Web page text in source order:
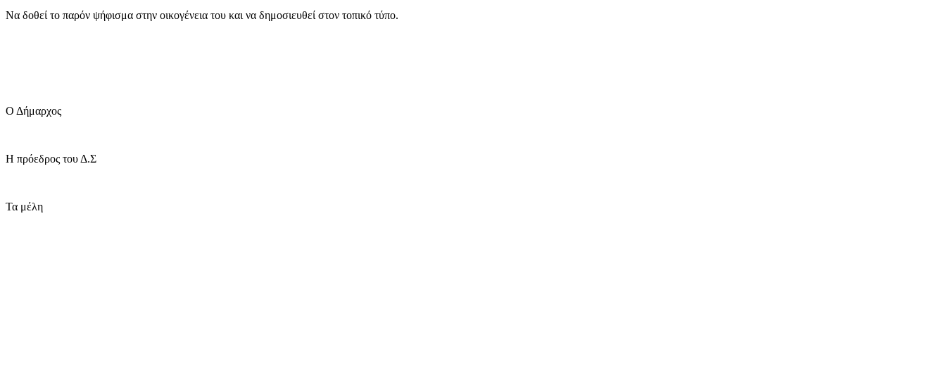
Να δοθεί το παρόν ψήφισμα στην οικογένεια του και να δημοσιευθεί στον τοπικό τύπο.
Ο Δήμαρχος
Η πρόεδρος του Δ.Σ
Τα μέλη